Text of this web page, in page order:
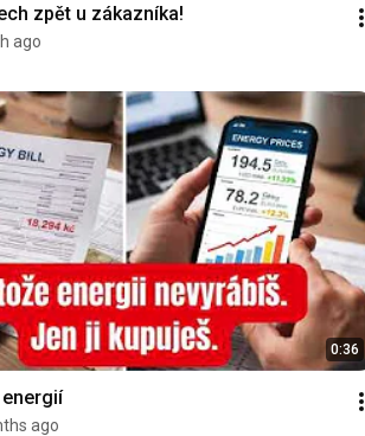
zpět u zákazníka!
ago
0:36
ago